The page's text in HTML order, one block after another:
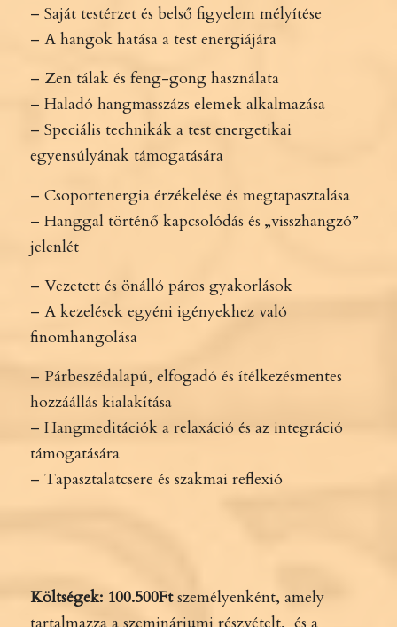
– Saját testérzet és belső figyelem mélyítése
– A hangok hatása a test energiájára
– Zen tálak és feng-gong használata
– Haladó hangmasszázs elemek alkalmazása
– Speciális technikák a test energetikai
egyensúlyának támogatására
– Csoportenergia érzékelése és megtapasztalása
– Hanggal történő kapcsolódás és „visszhangzó”
jelenlét
– Vezetett és önálló páros gyakorlások
– A kezelések egyéni igényekhez való
finomhangolása
– Párbeszédalapú, elfogadó és ítélkezésmentes
hozzáállás kialakítása
– Hangmeditációk a relaxáció és az integráció
támogatására
– Tapasztalatcsere és szakmai reflexió
Költségek: 100.500Ftszemélyenként, amely